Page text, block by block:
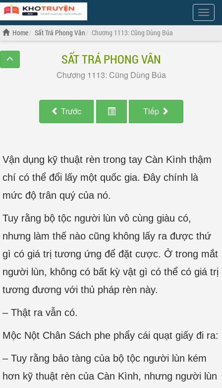
Show
Menu
Home Sất Trá Phong Vân Chương 1113: Cũng Dùng Búa
SẤT TRÁ PHONG VÂN
Chương 1113: Cũng Dùng Búa
Trước Tiếp
Vận dụng kỹ thuật rèn trong tay Càn Kình thậm
chí có thể đổi lấy một quốc gia. Đây chính là
mức độ trân quý của nó.
Tuy rằng bộ tộc người lùn vô cùng giàu có,
nhưng làm thế nào cũng không lấy ra được thứ
gì có giá trị tương ứng để đặt cược. Ở trong mắt
người lùn, không có bất kỳ vật gì có thể có giá trị
tương đương với thủ pháp rèn này.
– Thật ra vẫn có.
Mộc Nột Chân Sách phe phẩy cái quạt giấy đi ra:
– Tuy rằng bảo tàng của bộ tộc người lùn kém
hơn kỹ thuật rèn của Càn Kình, nhưng người lùn